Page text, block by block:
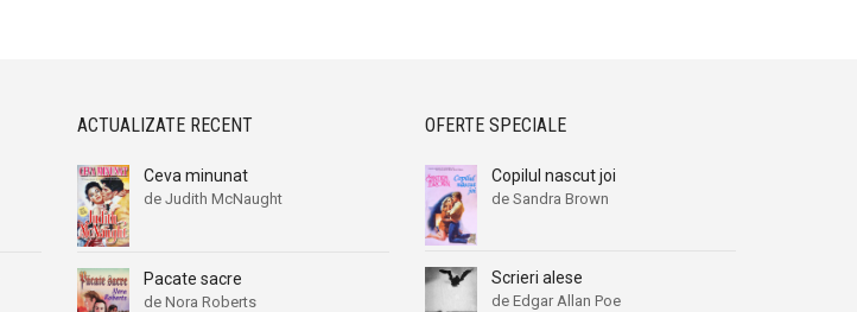
ACTUALIZATE RECENT
Ceva minunat
de Judith McNaught
Pacate sacre
de Nora Roberts
OFERTE SPECIALE
Copilul nascut joi
de Sandra Brown
Scrieri alese
de Edgar Allan Poe